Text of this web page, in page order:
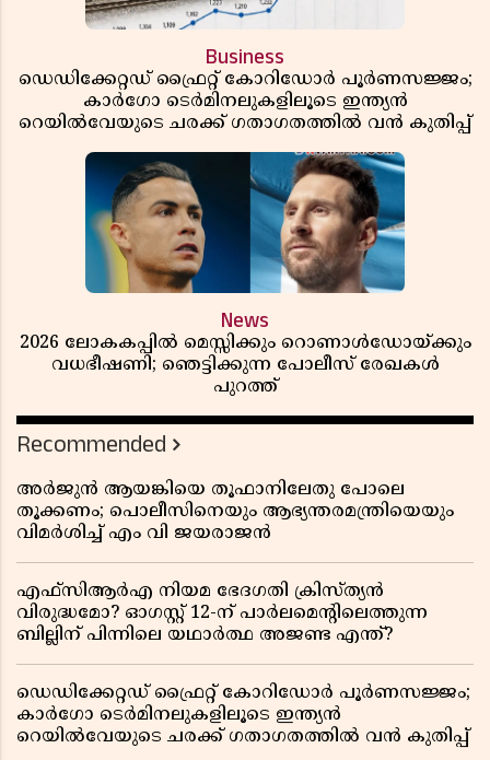
Business
ഡെഡിക്കേറ്റഡ് ഫ്രൈറ്റ് കോറിഡോർ പൂർണസജ്ജം;
കാർഗോ ടെർമിനലുകളിലൂടെ ഇന്ത്യൻ
റെയിൽവേയുടെ ചരക്ക് ഗതാഗതത്തിൽ വൻ കുതിപ്പ്
News
2026 ലോകകപ്പിൽ മെസ്സിക്കും റൊണാൾഡോയ്ക്കും
വധഭീഷണി; ഞെട്ടിക്കുന്ന പോലീസ് രേഖകൾ
പുറത്ത്
Recommended
അർജുൻ ആയങ്കിയെ തൂഫാനിലേതു പോലെ
തൂക്കണം; പൊലീസിനെയും ആഭ്യന്തരമന്ത്രിയെയും
വിമർശിച്ച് എം വി ജയരാജൻ
എഫ്സിആർഎ നിയമ ഭേദഗതി ക്രിസ്ത്യൻ
വിരുദ്ധമോ? ഓഗസ്റ്റ് 12-ന് പാർലമെന്റിലെത്തുന്ന
ബില്ലിന് പിന്നിലെ യഥാർത്ഥ അജണ്ട എന്ത്?
ഡെഡിക്കേറ്റഡ് ഫ്രൈറ്റ് കോറിഡോർ പൂർണസജ്ജം;
കാർഗോ ടെർമിനലുകളിലൂടെ ഇന്ത്യൻ
റെയിൽവേയുടെ ചരക്ക് ഗതാഗതത്തിൽ വൻ കുതിപ്പ്